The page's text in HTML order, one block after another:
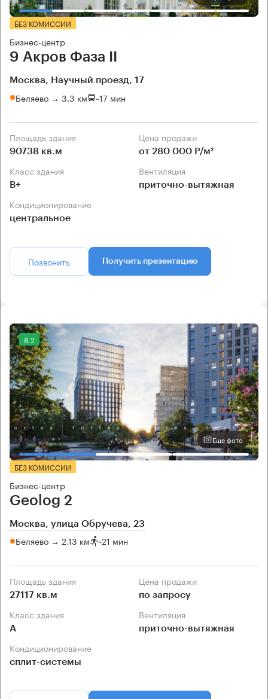
БЕЗ КОМИССИИ
Бизнес-центр
9 Акров Фаза II
Москва, Научный проезд, 17
Беляево → 3.3 км ~17 мин
Площадь здания
90738 кв.м
Цена продажи
от 280 000 Р/м²
Класс здания
B+
Вентиляция
приточно-вытяжная
Кондиционирование
центральное
Позвонить Получить презентацию
8.2
Еще фото
БЕЗ КОМИССИИ
Бизнес-центр
Geolog 2
Москва, улица Обручева, 23
Беляево → 2.13 км ~21 мин
Площадь здания
27117 кв.м
Цена продажи
по запросу
Класс здания
А
Вентиляция
приточно-вытяжная
Кондиционирование
сплит-системы